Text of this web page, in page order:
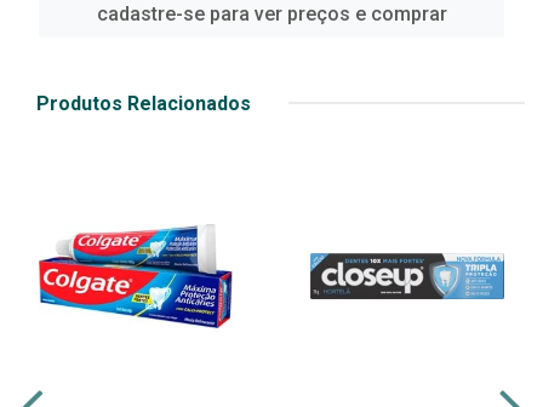
cadastre-se para ver preços e comprar
Produtos Relacionados